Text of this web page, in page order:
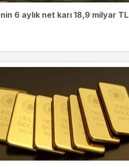
6 aylık net karı 18,9 milyar TL